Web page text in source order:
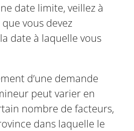
date limite, veillez à
vous devez
date à laquelle vous
d’une demande
peut varier en
nombre de facteurs,
dans laquelle le